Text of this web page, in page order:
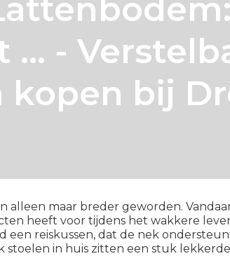
... -
kopen bij
alleen maar breder geworden.
heeft voor tijdens het wakkere
reiskussen, dat de nek
stoelen in huis zitten een stuk